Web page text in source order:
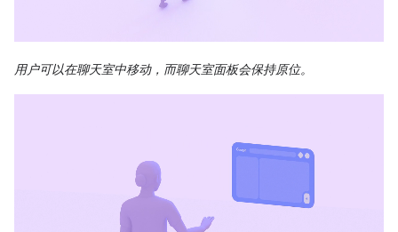
用户可以在聊天室中移动，而聊天室面板会保持原位。